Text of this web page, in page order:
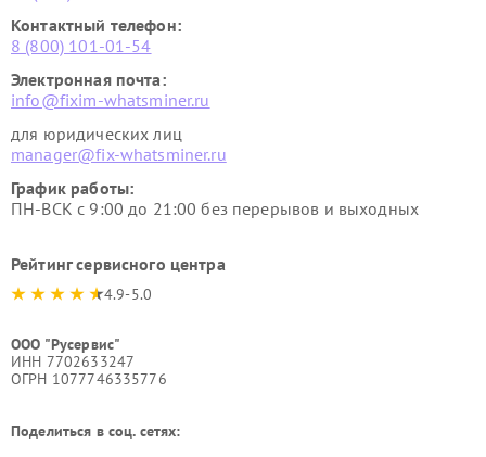
Контактный телефон:
8 (800) 101-01-54
Электронная почта:
info@fixim-whatsminer.ru
для юридических лиц
manager@fix-whatsminer.ru
График работы:
ПН-ВСК с 9:00 до 21:00 без перерывов и выходных
Рейтинг сервисного центра
4.9-5.0
ООО "Русервис"
ИНН 7702633247
ОГРН 1077746335776
Поделиться в соц. сетях: